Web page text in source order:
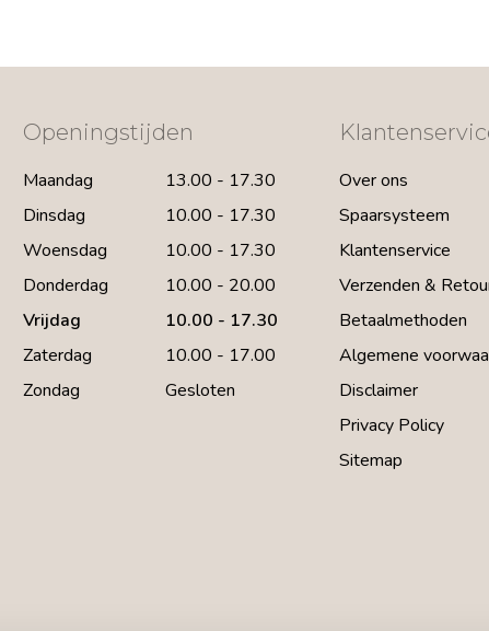
Openingstijden
Maandag
13.00 - 17.30
Dinsdag
10.00 - 17.30
Woensdag
10.00 - 17.30
Donderdag
10.00 - 20.00
Vrijdag
10.00 - 17.30
Zaterdag
10.00 - 17.00
Zondag
Gesloten
Over ons
Spaarsysteem
Klantenservice
Verzenden &
Betaalmethoden
Algemene
Disclaimer
Privacy Policy
Sitemap